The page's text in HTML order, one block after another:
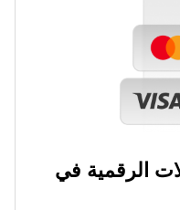
الرقمية في